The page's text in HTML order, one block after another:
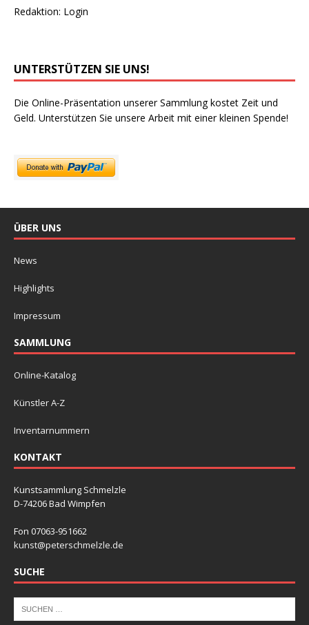
Redaktion: Login
UNTERSTÜTZEN SIE UNS!
Die Online-Präsentation unserer Sammlung kostet Zeit und
Geld. Unterstützen Sie unsere Arbeit mit einer kleinen Spende!
ÜBER UNS
News
Highlights
Impressum
SAMMLUNG
Online-Katalog
Künstler A-Z
Inventarnummern
KONTAKT
Kunstsammlung Schmelzle
D-74206 Bad Wimpfen
Fon 07063-951662
kunst@peterschmelzle.de
SUCHE